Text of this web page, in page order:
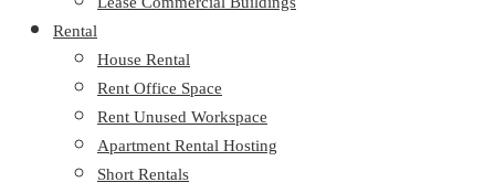
Rental
House Rental
Rent Office Space
Rent Unused Workspace
Apartment Rental Hosting
Short Rentals